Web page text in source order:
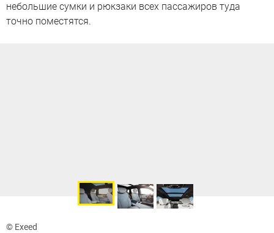
небольшие сумки и рюкзаки всех пассажиров туда
точно поместятся.
© Exeed